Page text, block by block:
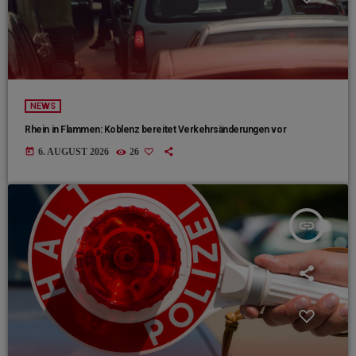
NEWS
Rhein in Flammen: Koblenz bereitet Verkehrsänderungen vor
today 6. AUGUST 2026 26
insert_link